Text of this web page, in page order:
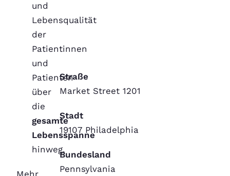
und
Lebensqualität
der
Patientinnen
und
Patienten
über
die
gesamte
Lebensspanne
hinweg.
Mehr
Straße
Market Street 1201
Stadt
19107 Philadelphia
Bundesland
Pennsylvania